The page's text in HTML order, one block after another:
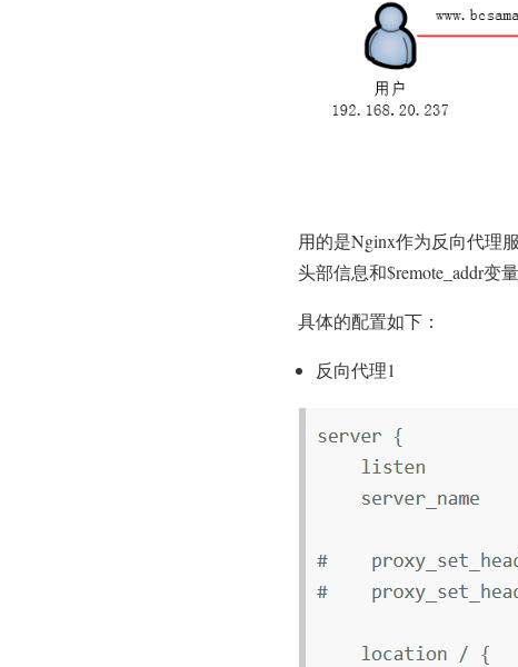
用的是Nginx作为反向代理
头部信息和$remote_addr变
具体的配置如下：
反向代理1